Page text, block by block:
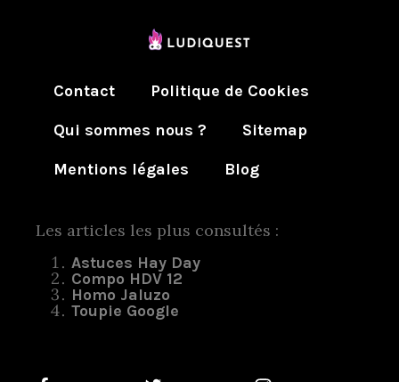
Contact
Politique de Cookies
Qui sommes nous ?
Sitemap
Mentions légales
Blog
Les articles les plus consultés :
Astuces Hay Day
Compo HDV 12
Homo Jaluzo
Toupie Google